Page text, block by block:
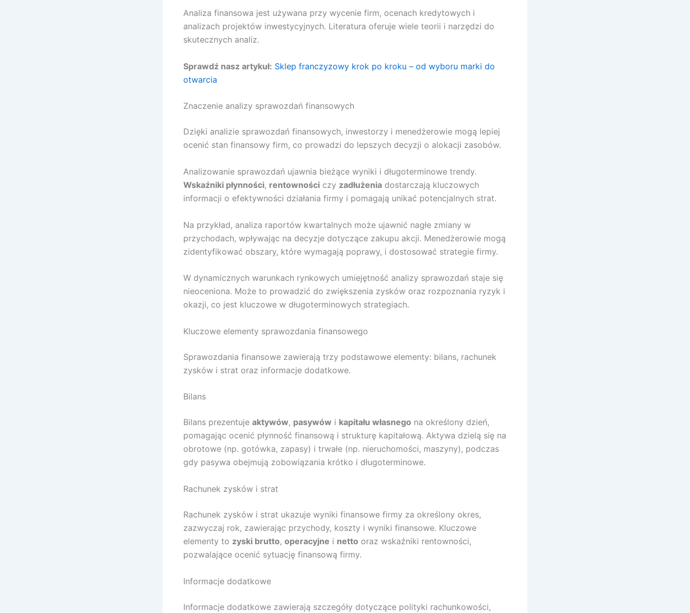
Analiza finansowa jest używana przy wycenie firm, ocenach kredytowych i
analizach projektów inwestycyjnych. Literatura oferuje wiele teorii i narzędzi do
skutecznych analiz.
Sprawdź nasz artykuł: Sklep franczyzowy krok po kroku – od wyboru marki do
otwarcia
Znaczenie analizy sprawozdań finansowych
Dzięki analizie sprawozdań finansowych, inwestorzy i menedżerowie mogą lepiej
ocenić stan finansowy firm, co prowadzi do lepszych decyzji o alokacji zasobów.
Analizowanie sprawozdań ujawnia bieżące wyniki i długoterminowe trendy.
Wskaźniki płynności, rentowności czy zadłużenia dostarczają kluczowych
informacji o efektywności działania firmy i pomagają unikać potencjalnych strat.
Na przykład, analiza raportów kwartalnych może ujawnić nagłe zmiany w
przychodach, wpływając na decyzje dotyczące zakupu akcji. Menedżerowie mogą
zidentyfikować obszary, które wymagają poprawy, i dostosować strategie firmy.
W dynamicznych warunkach rynkowych umiejętność analizy sprawozdań staje się
nieoceniona. Może to prowadzić do zwiększenia zysków oraz rozpoznania ryzyk i
okazji, co jest kluczowe w długoterminowych strategiach.
Kluczowe elementy sprawozdania finansowego
Sprawozdania finansowe zawierają trzy podstawowe elementy: bilans, rachunek
zysków i strat oraz informacje dodatkowe.
Bilans
Bilans prezentuje aktywów, pasywów i kapitału własnego na określony dzień,
pomagając ocenić płynność finansową i strukturę kapitałową. Aktywa dzielą się na
obrotowe (np. gotówka, zapasy) i trwałe (np. nieruchomości, maszyny), podczas
gdy pasywa obejmują zobowiązania krótko i długoterminowe.
Rachunek zysków i strat
Rachunek zysków i strat ukazuje wyniki finansowe firmy za określony okres,
zazwyczaj rok, zawierając przychody, koszty i wyniki finansowe. Kluczowe
elementy to zyski brutto, operacyjne i netto oraz wskaźniki rentowności,
pozwalające ocenić sytuację finansową firmy.
Informacje dodatkowe
Informacje dodatkowe zawierają szczegóły dotyczące polityki rachunkowości,